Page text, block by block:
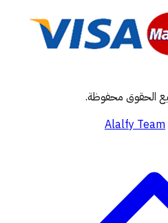
Alalfy Team